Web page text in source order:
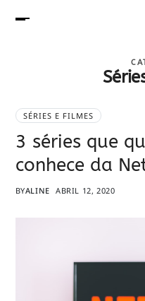
SÉRIES E FILMES
3 séries que
conhece da
BYALINE ABRIL 12, 2020